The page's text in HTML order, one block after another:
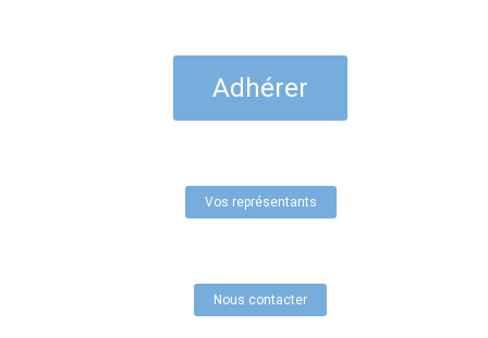
Adhérer
Vos représentants
Nous contacter